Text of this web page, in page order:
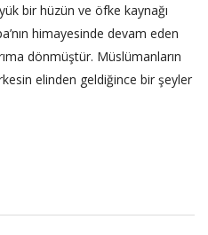
bir hüzün ve öfke kaynağı
himayesinde devam eden
dönmüştür. Müslümanların
elinden geldiğince bir şeyler